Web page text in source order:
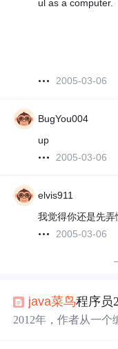
ul as a computer.
2005-03-06
BugYou004
up
2005-03-06
elvis911
我觉得你还是先弄
2005-03-06
java菜鸟程序员
2012年，作者从一个